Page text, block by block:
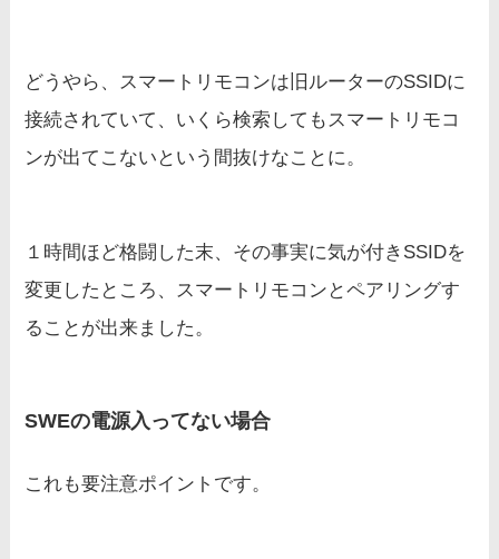
どうやら、スマートリモコンは旧ルーターのSSIDに
接続されていて、いくら検索してもスマートリモコ
ンが出てこないという間抜けなことに。
１時間ほど格闘した末、その事実に気が付きSSIDを
変更したところ、スマートリモコンとペアリングす
ることが出来ました。
SWEの電源入ってない場合
これも要注意ポイントです。